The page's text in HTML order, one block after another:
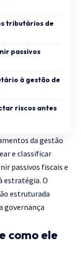
tributários de
passivos
à gestão de
riscos antes
da gestão
e classificar
passivos fiscais e
estratégia. O
estruturada
governança
como ele